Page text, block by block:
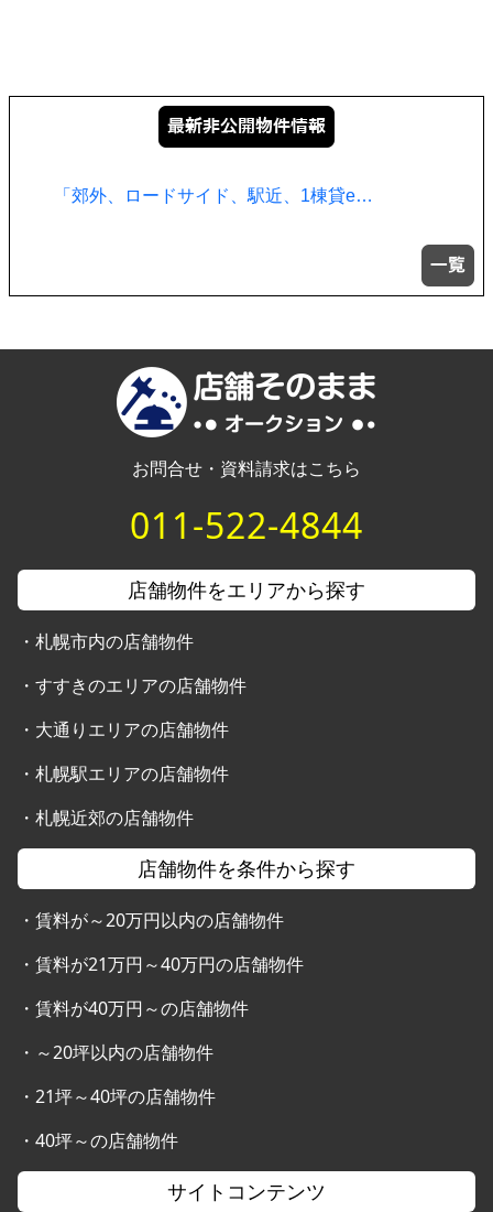
「郊外、ロードサイド、駅近、1棟貸e…
お問合せ・資料請求はこちら
011-522-4844
店舗物件をエリアから探す
・ 札幌市内の店舗物件
・ すすきのエリアの店舗物件
・ 大通りエリアの店舗物件
・ 札幌駅エリアの店舗物件
・ 札幌近郊の店舗物件
店舗物件を条件から探す
・ 賃料が～20万円以内の店舗物件
・ 賃料が21万円～40万円の店舗物件
・ 賃料が40万円～の店舗物件
・ ～20坪以内の店舗物件
・ 21坪～40坪の店舗物件
・ 40坪～の店舗物件
サイトコンテンツ